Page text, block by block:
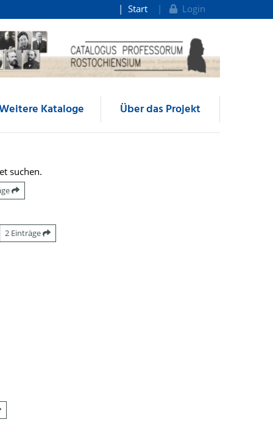
Start Login
Kataloge Über das Projekt
suchen.
2 Einträge